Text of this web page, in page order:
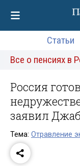
Статьи
Все о пенсиях в
Россия
заявил
Тема: Отравление